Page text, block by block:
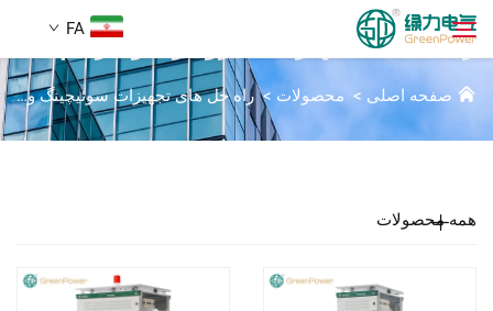
FA
محصولات
راه‌حل‌های تجهیزات جاروکاری ولتاژ کم
صفحه اصلی > محصولات > راه حل های تجهیزات سوئیچینگ ولتاژ پایین
همه محصولات